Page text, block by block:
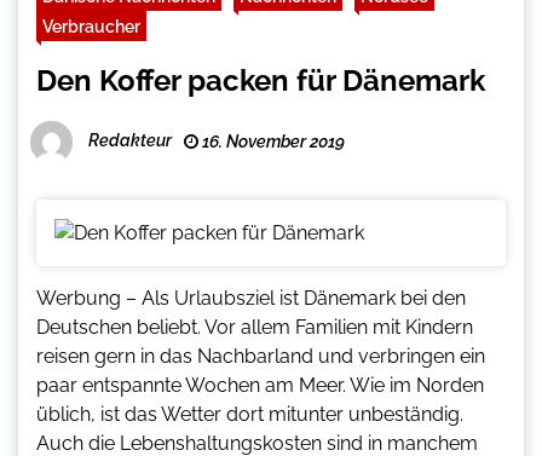
Verbraucher
Den Koffer packen für Dänemark
Redakteur 16. November 2019
Werbung – Als Urlaubsziel ist Dänemark bei den
Deutschen beliebt. Vor allem Familien mit Kindern
reisen gern in das Nachbarland und verbringen ein
paar entspannte Wochen am Meer. Wie im Norden
üblich, ist das Wetter dort mitunter unbeständig.
Auch die Lebenshaltungskosten sind in manchem